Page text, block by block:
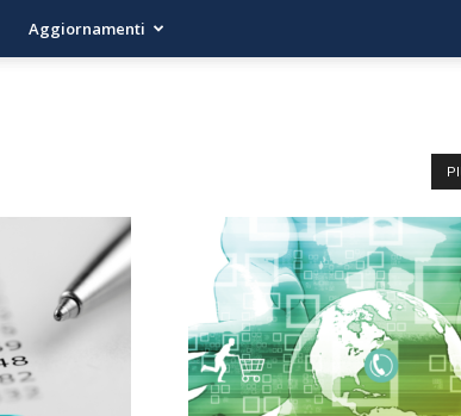
Aggiornamenti